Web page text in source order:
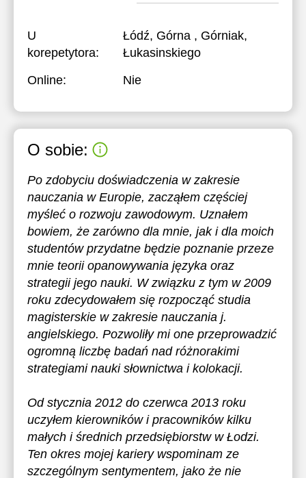
U
korepetytora:
Łódź, Górna , Górniak,
Łukasinskiego
Online:
Nie
O sobie:
Po zdobyciu doświadczenia w zakresie
nauczania w Europie, zacząłem częściej
myśleć o rozwoju zawodowym. Uznałem
bowiem, że zarówno dla mnie, jak i dla moich
studentów przydatne będzie poznanie przeze
mnie teorii opanowywania języka oraz
strategii jego nauki. W związku z tym w 2009
roku zdecydowałem się rozpocząć studia
magisterskie w zakresie nauczania j.
angielskiego. Pozwoliły mi one przeprowadzić
ogromną liczbę badań nad różnorakimi
strategiami nauki słownictwa i kolokacji.
Od stycznia 2012 do czerwca 2013 roku
uczyłem kierowników i pracowników kilku
małych i średnich przedsiębiorstw w Łodzi.
Ten okres mojej kariery wspominam ze
szczególnym sentymentem, jako że nie